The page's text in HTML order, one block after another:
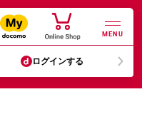
MENU
ログインする